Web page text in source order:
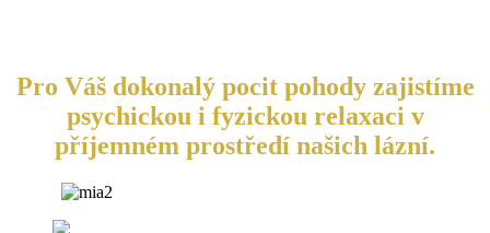
Pro Váš dokonalý pocit pohody zajistíme
psychickou i fyzickou relaxaci v
příjemném prostředí našich lázní.